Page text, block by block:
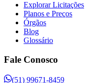
Explorar Licitações
Planos e Preços
Órgãos
Blog
Glossário
Fale Conosco
(51) 99671-8459